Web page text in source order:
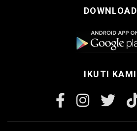
DOWNLOAD
IKUTI KAMI